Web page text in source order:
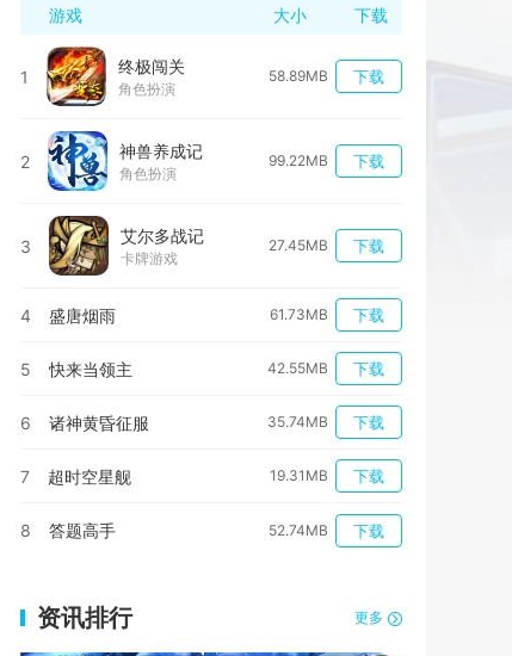
游戏 大小 下载
1
终极闯关
角色扮演
58.89MB 下载
2
神兽养成记
角色扮演
99.22MB 下载
3
艾尔多战记
卡牌游戏
27.45MB 下载
4 盛唐烟雨 61.73MB 下载
5 快来当领主 42.55MB 下载
6 诸神黄昏征服 35.74MB 下载
7 超时空星舰 19.31MB 下载
8 答题高手 52.74MB 下载
资讯排行 更多